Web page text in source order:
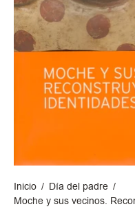
Inicio / Día del padre /
Moche y sus vecinos.